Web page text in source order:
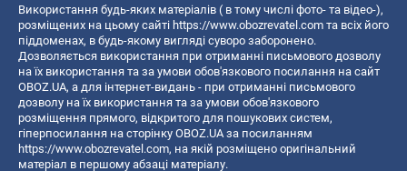
Використання будь-яких матеріалів ( в тому числі фото- та відео-),
розміщених на цьому сайті https://www.obozrevatel.com та всіх його
піддоменах, в будь-якому вигляді суворо заборонено.
Дозволяється використання при отриманні письмового дозволу
на їх використання та за умови обов'язкового посилання на сайт
OBOZ.UA, а для інтернет-видань - при отриманні письмового
дозволу на їх використання та за умови обов'язкового
розміщення прямого, відкритого для пошукових систем,
гіперпосилання на сторінку OBOZ.UA за посиланням
https://www.obozrevatel.com, на якій розміщено оригінальний
матеріал в першому абзаці матеріалу.